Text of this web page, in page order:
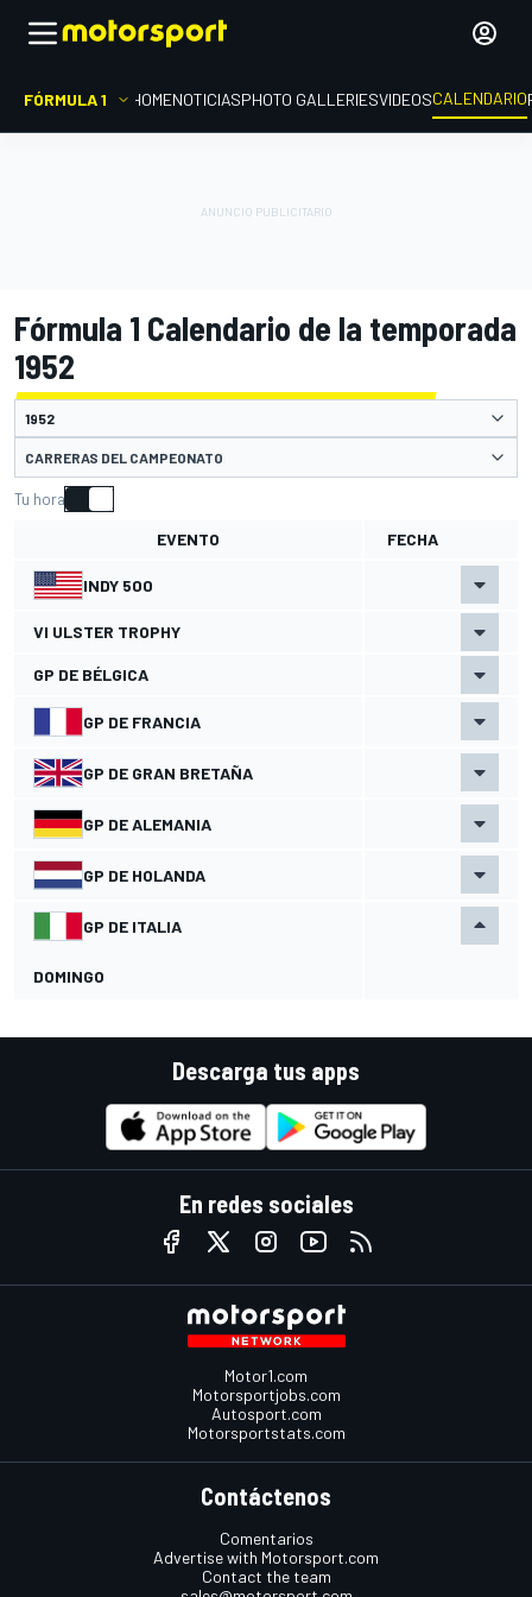
FÓRMULA 1 HOMENOTICIASPHOTO GALLERIESVIDEOSCALENDARIO
Fórmula 1 Calendario de la temporada
1952
CARRERAS DEL CAMPEONATO
Tu hora
EVENTO FECHA
INDY 500
VI ULSTER TROPHY
GP DE BÉLGICA
GP DE FRANCIA
GP DE GRAN BRETAÑA
GP DE ALEMANIA
GP DE HOLANDA
GP DE ITALIA
DOMINGO
Descarga tus apps
En redes sociales
Motor1.com
Motorsportjobs.com
Autosport.com
Motorsportstats.com
Contáctenos
Comentarios
Advertise with Motorsport.com
Contact the team